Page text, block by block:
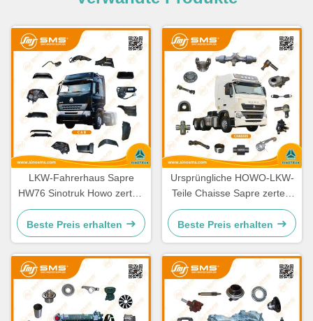
LKW-Fahrerhaus Sapre
HW76 Sinotruk Howo zerteilt
Ersatzteile Cabine
Beste Preis erhalten
Ursprüngliche HOWO-LKW-
Teile Chaisse Sapre zerteilt
Standardgröße
Beste Preis erhalten